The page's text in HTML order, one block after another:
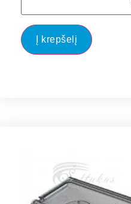
Į krepšelį